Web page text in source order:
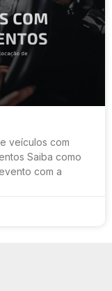
veículos com
Saiba como
com a